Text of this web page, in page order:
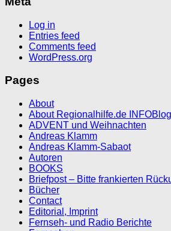
Log in
Entries feed
Comments feed
WordPress.org
Pages
About
About Regionalhilfe.de INFOBlog
ADVENT und Weihnachten
Andreas Klamm
Andreas Klamm-Sabaot
Autoren
BOOKS
Briefpost – Bitte frankierten
Bücher
Contact
Editorial, Imprint
Fernseh- und Radio Berichte